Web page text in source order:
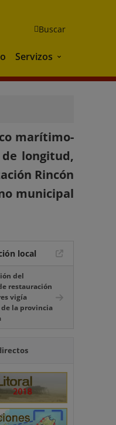
Buscar
Servizos Servizos
marítimo-
longitud,
Rincón
municipal
local
del
restauración
vigía
la provincia